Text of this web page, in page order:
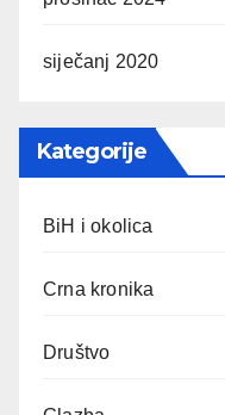
siječanj 2020
Kategorije
BiH i okolica
Crna kronika
Društvo